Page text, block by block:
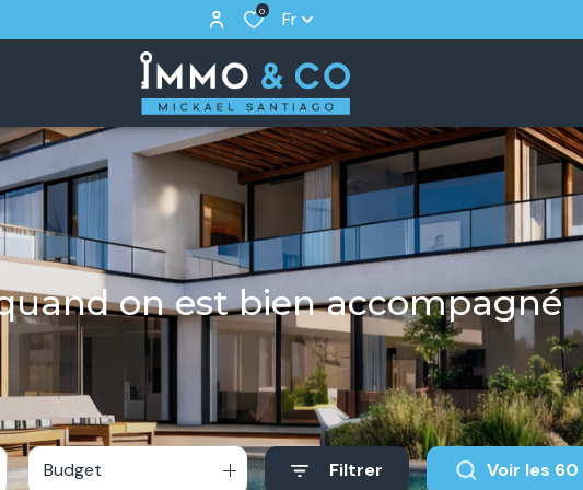
0 Fr
on est bien accompagné
Budget Filtrer Voir les 60